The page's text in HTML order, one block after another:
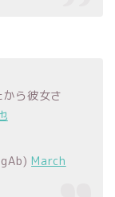
ら彼女さ
March